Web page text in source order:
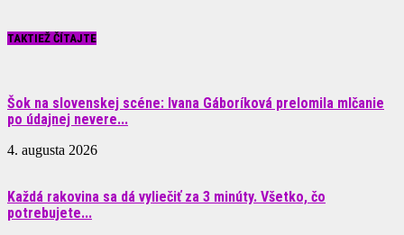
TAKTIEŽ ČÍTAJTE
Šok na slovenskej scéne: Ivana Gáboríková prelomila mlčanie
po údajnej nevere...
4. augusta 2026
Každá rakovina sa dá vyliečiť za 3 minúty. Všetko, čo
potrebujete...